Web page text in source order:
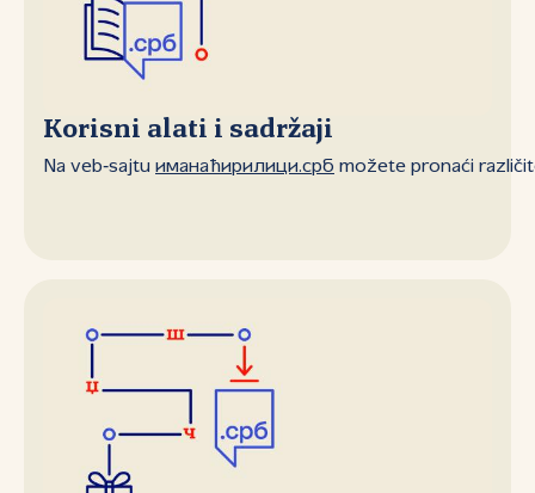
Korisni alati i sadržaji
Na veb‑sajtu иманаћирилици.срб možete pronaći